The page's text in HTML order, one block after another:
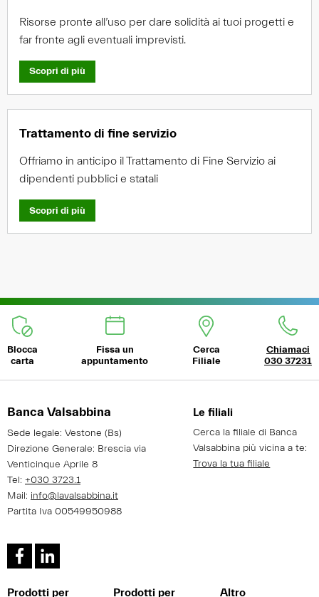
Risorse pronte all’uso per dare solidità ai tuoi progetti e
far fronte agli eventuali imprevisti.
Scopri di più
Trattamento di fine servizio
Offriamo in anticipo il Trattamento di Fine Servizio ai
dipendenti pubblici e statali
Scopri di più
Blocca
carta
Fissa un
appuntamento
Cerca
Filiale
Chiamaci
030 37231
Banca Valsabbina
Sede legale: Vestone (Bs)
Direzione Generale: Brescia via
Venticinque Aprile 8
Tel: +030 3723.1
Mail: info@lavalsabbina.it
Partita Iva 00549950988
Prodotti per
Prodotti per
Le filiali
Cerca la filiale di Banca
Valsabbina più vicina a te:
Trova la tua filiale
Altro